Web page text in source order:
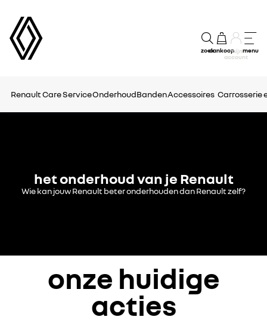
zoekaankoopmijn
account
menu
Renault Care ServiceOnderhoudBandenAccessoires Carrosserie
het onderhoud van je Renault
Wie kan jouw Renault beter onderhouden dan Renault zelf?
onze huidige
acties